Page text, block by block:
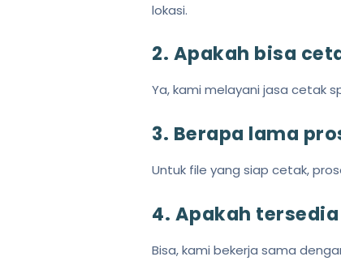
lokasi.
2. Apakah bisa
Ya, kami melayani jasa cetak
3. Berapa lama
Untuk file yang siap cetak,
4. Apakah
Bisa, kami bekerja sama